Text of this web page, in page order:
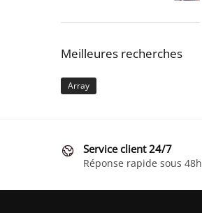
Meilleures recherches
Array
Service client 24/7
Réponse rapide sous 48h